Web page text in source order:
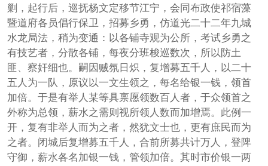
剿，起行后，巡抚杨文定移节江宁，会同布政使祁宿藻
暨道府各员倡行保卫，招募乡勇，仿道光二十二年九城
水龙局法，稍为变通：以各铺寺观为公所，考试乡勇之
有技艺者，分散各铺，每夜分班梭巡数次，所以防土
匪、察奸细也。嗣因贼氛日炽，复增募五千人，以二十
五人为一队，原议以一文生领之，每名给银一钱，领首
加倍。于是有举人某等具禀愿领数百人者，于众领首之
外称为总领，薪水之需则视所领人数而加增焉。此例一
开，复有非举人而为之者，然犹文士也，更有庶民而为
之者。闭城后复增募五千人，合前所募共计万人，登陴
守御，薪水各名加银一钱，管领加倍。其时市价银一两